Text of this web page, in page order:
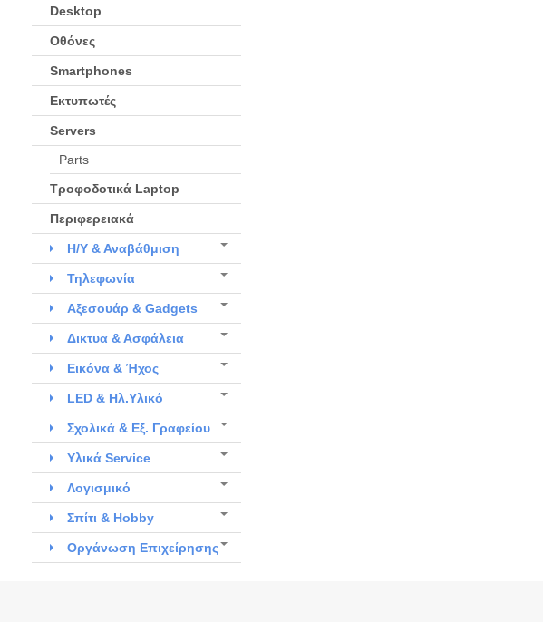
Desktop
Οθόνες
Smartphones
Εκτυπωτές
Servers
Parts
Τροφοδοτικά Laptop
Περιφερειακά
Η/Υ & Αναβάθμιση
Τηλεφωνία
Αξεσουάρ & Gadgets
Δικτυα & Ασφάλεια
Εικόνα & Ήχος
LED & Ηλ.Υλικό
Σχολικά & Εξ. Γραφείου
Υλικά Service
Λογισμικό
Σπίτι & Hobby
Οργάνωση Επιχείρησης